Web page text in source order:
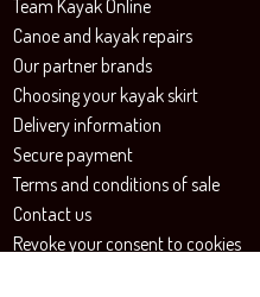
Team Kayak Online
Canoe and kayak repairs
Our partner brands
Choosing your kayak skirt
Delivery information
Secure payment
Terms and conditions of sale
Contact us
Revoke your consent to cookies